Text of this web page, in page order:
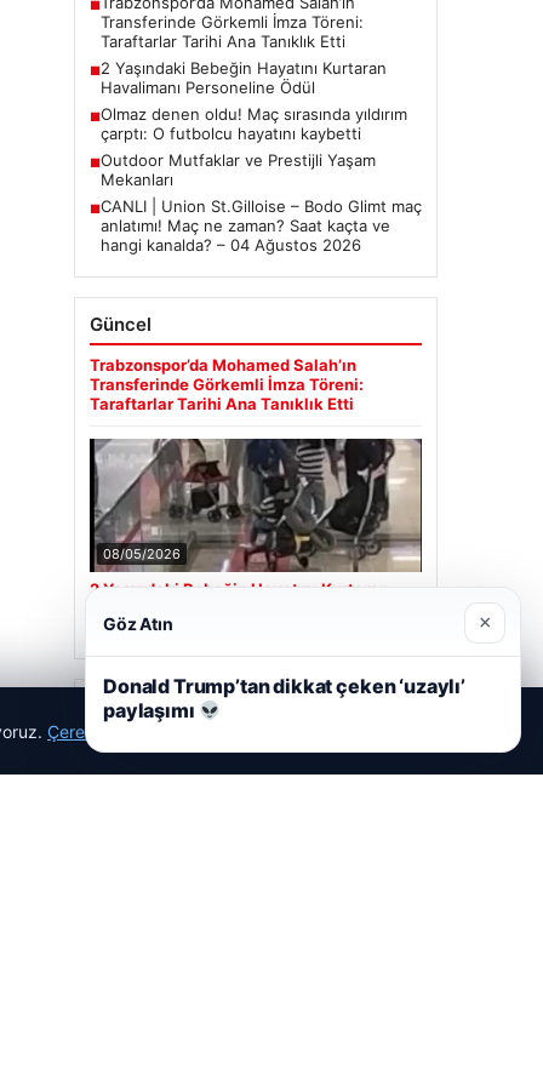
■
Transferinde Görkemli İmza Töreni:
Taraftarlar Tarihi Ana Tanıklık Etti
■2 Yaşındaki Bebeğin Hayatını Kurtaran
Havalimanı Personeline Ödül
■Olmaz denen oldu! Maç sırasında yıldırım
çarptı: O futbolcu hayatını kaybetti
■Outdoor Mutfaklar ve Prestijli Yaşam
Mekanları
■CANLI | Union St.Gilloise – Bodo Glimt maç
anlatımı! Maç ne zaman? Saat kaçta ve
hangi kanalda? – 04 Ağustos 2026
Güncel
Trabzonspor’da Mohamed Salah’ın
Transferinde Görkemli İmza Töreni:
Taraftarlar Tarihi Ana Tanıklık Etti
08/05/2026
2 Yaşındaki Bebeğin Hayatını Kurtaran
Son Eklenen Firmalar
Çerez Politikamız
Göz Atın ×
Donald Trump’tan dikkat çeken ‘uzaylı’
paylaşımı